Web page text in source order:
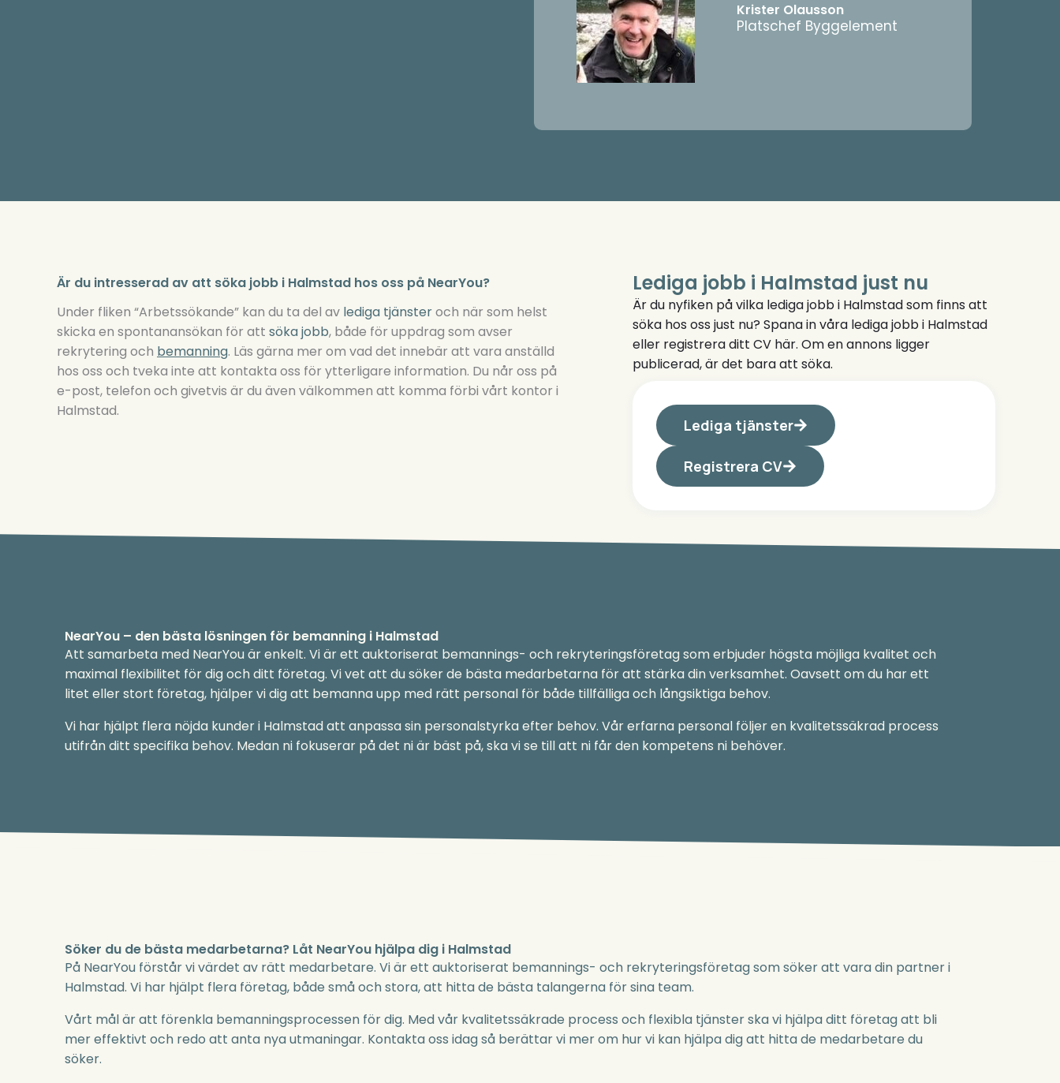
Krister Olausson
Platschef Byggelement
Är du intresserad av att söka jobb i Halmstad hos oss på NearYou?
Under fliken “Arbetssökande” kan du ta del av lediga tjänsteroch när som helst
skicka en spontanansökan för att söka jobb, både för uppdrag som avser
rekrytering och bemanning. Läs gärna mer om vad det innebär att vara anställd
hos oss och tveka inte att kontakta oss för ytterligare information. Du når oss på
e-post, telefon och givetvis är du även välkommen att komma förbi vårt kontor i
Halmstad.
Lediga jobb i Halmstad just nu
Är du nyfiken på vilka lediga jobb i Halmstad som finns att
söka hos oss just nu? Spana in våra lediga jobb i Halmstad
eller registrera ditt CV här. Om en annons ligger
publicerad, är det bara att söka.
Lediga tjänster
Registrera CV
NearYou – den bästa lösningen för bemanning i Halmstad
Att samarbeta med NearYou är enkelt. Vi är ett auktoriserat bemannings- och rekryteringsföretag som erbjuder högsta möjliga kvalitet och
maximal flexibilitet för dig och ditt företag. Vi vet att du söker de bästa medarbetarna för att stärka din verksamhet. Oavsett om du har ett
litet eller stort företag, hjälper vi dig att bemanna upp med rätt personal för både tillfälliga och långsiktiga behov.
Vi har hjälpt flera nöjda kunder i Halmstad att anpassa sin personalstyrka efter behov. Vår erfarna personal följer en kvalitetssäkrad process
utifrån ditt specifika behov. Medan ni fokuserar på det ni är bäst på, ska vi se till att ni får den kompetens ni behöver.
Söker du de bästa medarbetarna? Låt NearYou hjälpa dig i Halmstad
På NearYou förstår vi värdet av rätt medarbetare. Vi är ett auktoriserat bemannings- och rekryteringsföretag som söker att vara din partner i
Halmstad. Vi har hjälpt flera företag, både små och stora, att hitta de bästa talangerna för sina team.
Vårt mål är att förenkla bemanningsprocessen för dig. Med vår kvalitetssäkrade process och flexibla tjänster ska vi hjälpa ditt företag att bli
mer effektivt och redo att anta nya utmaningar. Kontakta oss idag så berättar vi mer om hur vi kan hjälpa dig att hitta de medarbetare du
söker.